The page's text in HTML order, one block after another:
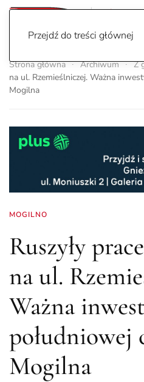
Przejdź do treści głównej
Strona główna Archiwum Z
na ul. Rzemieślniczej. Ważna
Mogilna
MOGILNO
Ruszyły prace
na ul.
Ważna
południowej
Mogilna